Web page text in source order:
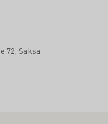
72 Saksa